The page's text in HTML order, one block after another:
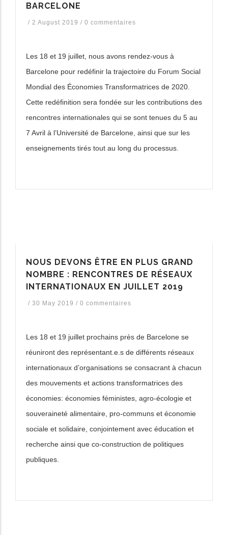
BARCELONE
/ 2 August 2019 / 0 commentaires
Les 18 et 19 juillet, nous avons rendez-vous à
Barcelone pour redéfinir la trajectoire du Forum Social
Mondial des Économies Transformatrices de 2020.
Cette redéfinition sera fondée sur les contributions des
rencontres internationales qui se sont tenues du 5 au
7 Avril à l’Université de Barcelone, ainsi que sur les
enseignements tirés tout au long du processus.
NOUS DEVONS ÊTRE EN PLUS GRAND
NOMBRE : RENCONTRES DE RÉSEAUX
INTERNATIONAUX EN JUILLET 2019
/ 30 May 2019 / 0 commentaires
Les 18 et 19 juillet prochains près de Barcelone se
réuniront des représentant.e.s de différents réseaux
internationaux d’organisations se consacrant à chacun
des mouvements et actions transformatrices des
économies: économies féministes, agro-écologie et
souveraineté alimentaire, pro-communs et économie
sociale et solidaire, conjointement avec éducation et
recherche ainsi que co-construction de politiques
publiques.